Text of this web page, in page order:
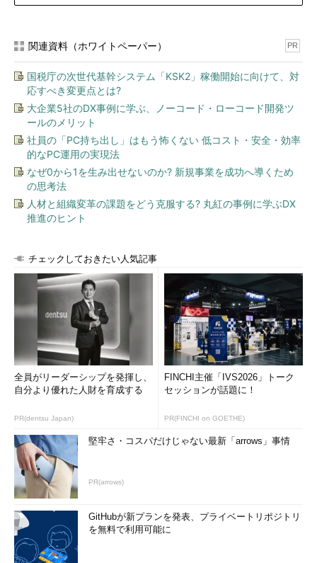
関連資料（ホワイトペーパー） PR
国税庁の次世代基幹システム「KSK2」稼働開始に向けて、対
応すべき変更点とは?
大企業5社のDX事例に学ぶ、ノーコード・ローコード開発ツ
ールのメリット
社員の「PC持ち出し」はもう怖くない 低コスト・安全・効率
的なPC運用の実現法
なぜ0から1を生み出せないのか? 新規事業を成功へ導くため
の思考法
人材と組織変革の課題をどう克服する? 丸紅の事例に学ぶDX
推進のヒント
チェックしておきたい人気記事
全員がリーダーシップを発揮し、
自分より優れた人財を育成する
PR(dentsu Japan)
FINCHI主催「IVS2026」トーク
セッションが話題に！
PR(FINCHI on GOETHE)
堅牢さ・コスパだけじゃない最新「arrows」事情
PR(arrows)
GitHubが新プランを発表、プライベートリポジトリ
を無料で利用可能に